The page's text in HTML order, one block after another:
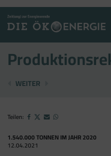
content
ENERGIEBERICHT DER
WEITER
Teilen:
1.540.000 TONNEN IM JAHR 2020
12.04.2021